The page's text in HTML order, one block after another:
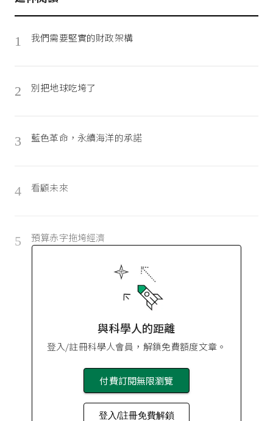
1 我們需要堅實的財政架構
2 別把地球吃垮了
3 藍色革命，永續海洋的承諾
4 看顧未來
5 預算赤字拖垮經濟
與科學人的距離
登入/註冊科學人會員，解鎖免費額度文章。
付費訂閱無限瀏覽
登入/註冊免費解鎖